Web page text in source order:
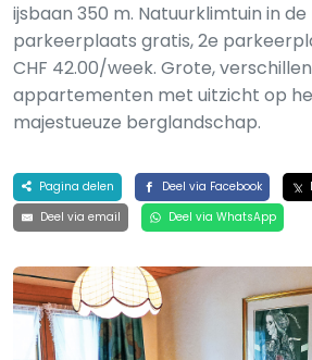
ijsbaan 350 m. Natuurklimtuin in de
parkeerplaats gratis, 2e
CHF 42.00/week. Grote,
appartementen met uitzicht op
majestueuze berglandschap.
Pagina delen Deel via Facebook
Deel via email
Deel via WhatsApp